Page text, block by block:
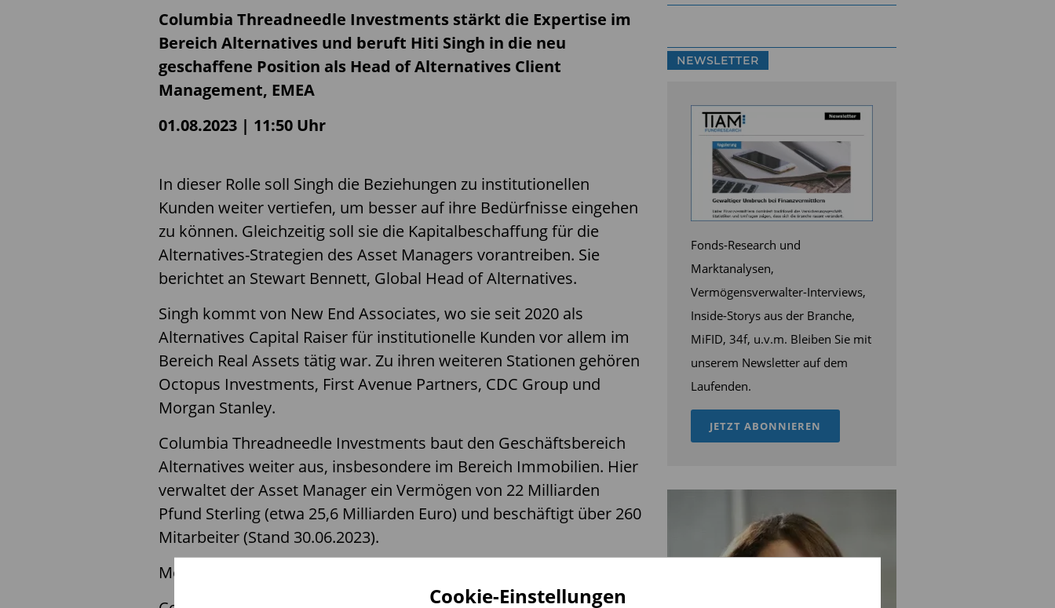
Cookie-Einstellungen
Columbia Threadneedle Investments stärkt die Expertise im
Bereich Alternatives und beruft Hiti Singh in die neu
geschaffene Position als Head of Alternatives Client
Management, EMEA
01.08.2023 | 11:50 Uhr
In dieser Rolle soll Singh die Beziehungen zu institutionellen
Kunden weiter vertiefen, um besser auf ihre Bedürfnisse eingehen
zu können. Gleichzeitig soll sie die Kapitalbeschaffung für die
Alternatives-Strategien des Asset Managers vorantreiben. Sie
berichtet an Stewart Bennett, Global Head of Alternatives.
Singh kommt von New End Associates, wo sie seit 2020 als
Alternatives Capital Raiser für institutionelle Kunden vor allem im
Bereich Real Assets tätig war. Zu ihren weiteren Stationen gehören
Octopus Investments, First Avenue Partners, CDC Group und
Morgan Stanley.
Columbia Threadneedle Investments baut den Geschäftsbereich
Alternatives weiter aus, insbesondere im Bereich Immobilien. Hier
verwaltet der Asset Manager ein Vermögen von 22 Milliarden
Pfund Sterling (etwa 25,6 Milliarden Euro) und beschäftigt über 260
Mitarbeiter (Stand 30.06.2023).
Mehr dazu lesen Sie in der englischen Pressemitteilung:
NEWSLETTER
Fonds-Research und
Marktanalysen,
Vermögensverwalter-Interviews,
Inside-Storys aus der Branche,
MiFID, 34f, u.v.m. Bleiben Sie mit
unserem Newsletter auf dem
Laufenden.
JETZT ABONNIEREN